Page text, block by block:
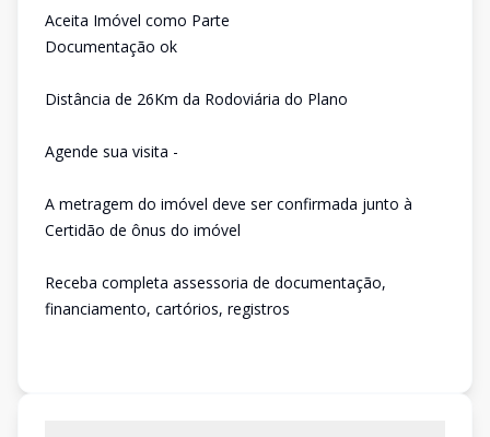
Aceita Imóvel como Parte
Documentação ok
Distância de 26Km da Rodoviária do Plano
Agende sua visita -
A metragem do imóvel deve ser confirmada junto à
Certidão de ônus do imóvel
Receba completa assessoria de documentação,
financiamento, cartórios, registros